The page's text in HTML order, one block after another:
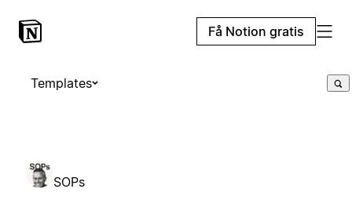
Få Notion gratis
Templates
SOPs